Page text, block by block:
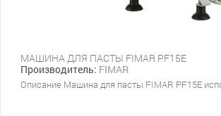
МАШИНА ДЛЯ ПАСТЫ FIMAR PF15E
Производитель: FIMAR
Описание Машина для пасты FIMAR PF15E